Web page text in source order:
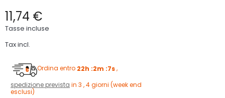
11,74 €
Tasse incluse
Tax incl.
Ordina entro 22h :2m :6s,
spedizione prevista in 3 , 4 giorni (week end
esclusi)